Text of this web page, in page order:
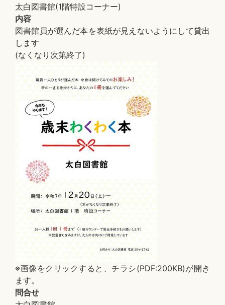
太白図書館(1階特設コーナー)
内容
図書館員が選んだ本を表紙が見えないようにして貸出
します
(なくなり次第終了)
※画像をクリックすると、チラシ(PDF:200KB)が開き
ます。
問合せ